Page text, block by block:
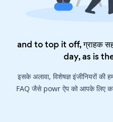
and to top it off, ग्राहक
day, as is
इसके अलावा, विशेषज्ञ इंजीनियरों
FAQ जैसे powr ऐप को आपके लिए